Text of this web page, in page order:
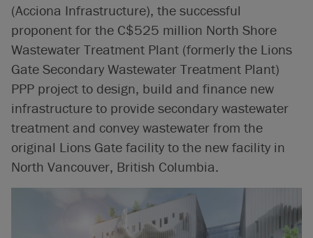
(Acciona Infrastructure), the successful
proponent for the C$525 million North Shore
Wastewater Treatment Plant (formerly the Lions
Gate Secondary Wastewater Treatment Plant)
PPP project to design, build and finance new
infrastructure to provide secondary wastewater
treatment and convey wastewater from the
original Lions Gate facility to the new facility in
North Vancouver, British Columbia.